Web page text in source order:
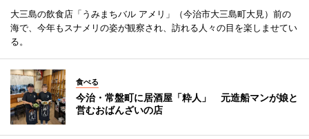
大三島の飲食店「うみまちバル アメリ」（今治市大三島町大見）前の
海で、今年もスナメリの姿が観察され、訪れる人々の目を楽しませてい
る。
食べる
今治・常盤町に居酒屋「粋人」 元造船マンが娘と
営むおばんざいの店